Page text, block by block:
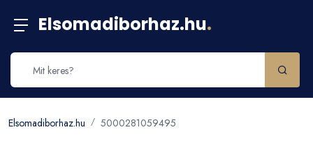
Elsomadiborhaz.hu.
Elsomadiborhaz.hu 5000281059495